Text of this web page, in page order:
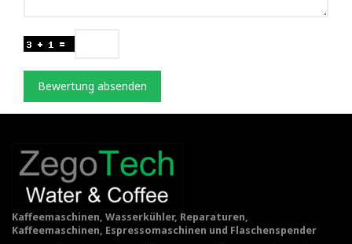
Bewertung absenden
Kaffeemaschinen, Wasserkühler, Reparaturen,
Kaffeemaschinen, Espressomaschinen und Flaschenspender